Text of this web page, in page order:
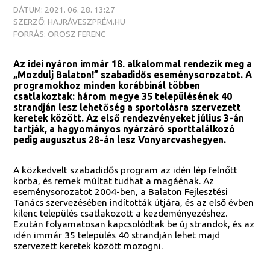
DÁTUM: 2021. 06. 28. 13:27
SZERZŐ: HAJRÁVESZPRÉM.HU
FORRÁS: OROSZ FERENC
Az idei nyáron immár 18. alkalommal rendezik meg a
„Mozdulj Balaton!” szabadidős eseménysorozatot. A
programokhoz minden korábbinál többen
csatlakoztak: három megye 35 településének 40
strandján lesz lehetőség a sportolásra szervezett
keretek között. Az első rendezvényeket július 3-án
tartják, a hagyományos nyárzáró sporttalálkozó
pedig augusztus 28-án lesz Vonyarcvashegyen.
A közkedvelt szabadidős program az idén lép felnőtt
korba, és remek múltat tudhat a magáénak. Az
eseménysorozatot 2004-ben, a Balaton Fejlesztési
Tanács szervezésében indították útjára, és az első évben
kilenc település csatlakozott a kezdeményezéshez.
Ezután folyamatosan kapcsolódtak be új strandok, és az
idén immár 35 település 40 strandján lehet majd
szervezett keretek között mozogni.